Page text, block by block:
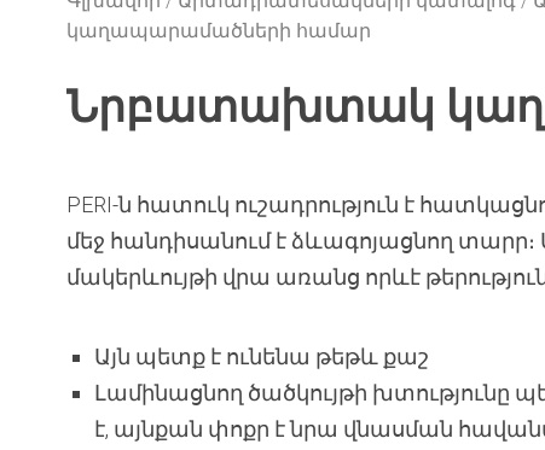
կաղապարամածների համար
Նրբատախտակ
PERI-ն հատուկ ուշադրություն է
մեջ հանդիսանում է ձևագոյացնող տարր։
մակերևույթի վրա առանց որևէ
Այն պետք է ունենա թեթև քաշ
Լամինացնող ծածկույթի խտությունը
է, այնքան փոքր է նրա վնասման